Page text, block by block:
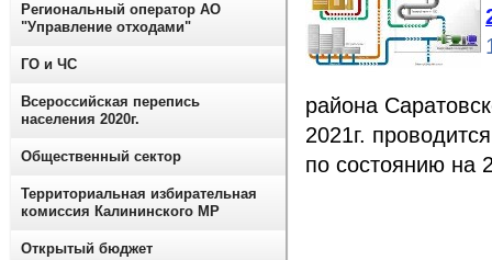
района
2021г.
по состоянию на
Региональный оператор АО
"Управление отходами"
ГО и ЧС
Всероссийская перепись
населения 2020г.
Общественный сектор
Территориальная избирательная
комиссия Калининского МР
Открытый бюджет